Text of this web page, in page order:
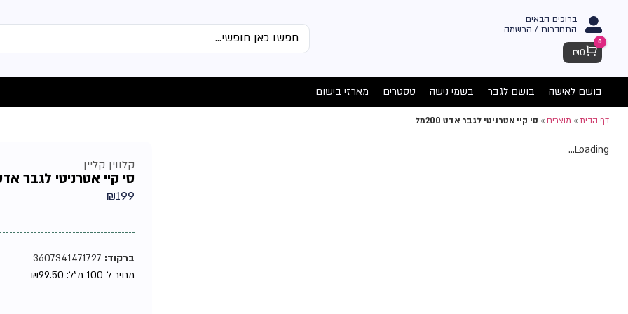
ברוכים הבאים
התחברות / הרשמה
Cart
0
₪0
בושם לאישה בושם לגבר בשמי נישה טסטרים מארזי בישום
דף הבית» מוצרים» סי קיי אטרניטי לגבר אדט 200מל
Loading...
קלווין קליין
סי קיי אטרניטי לגבר אדט
₪199
ברקוד:
מחיר ל-100 מ"ל:
₪99.50